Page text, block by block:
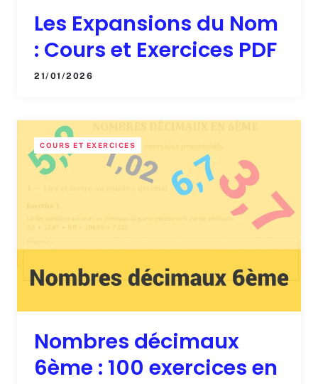
Les Expansions du Nom
: Cours et Exercices PDF
21/01/2026
COURS ET EXERCICES
Nombres décimaux
6ème : 100 exercices en